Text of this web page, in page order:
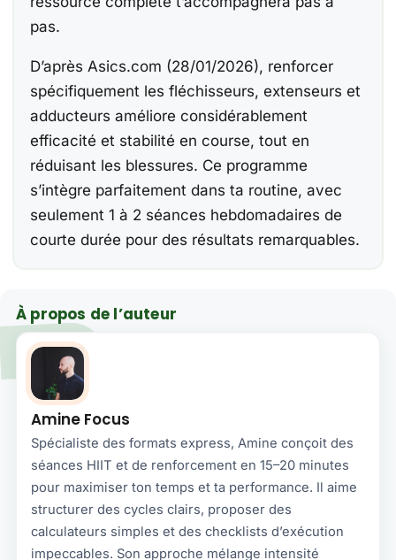
pas.
D’après Asics.com (28/01/2026), renforcer
spécifiquement les fléchisseurs, extenseurs et
adducteurs améliore considérablement
efficacité et stabilité en course, tout en
réduisant les blessures. Ce programme
s’intègre parfaitement dans ta routine, avec
seulement 1 à 2 séances hebdomadaires de
courte durée pour des résultats remarquables.
À propos de l’auteur
Amine Focus
Spécialiste des formats express, Amine conçoit des
séances HIIT et de renforcement en 15–20 minutes
pour maximiser ton temps et ta performance. Il aime
structurer des cycles clairs, proposer des
calculateurs simples et des checklists d’exécution
impeccables. Son approche mélange intensité